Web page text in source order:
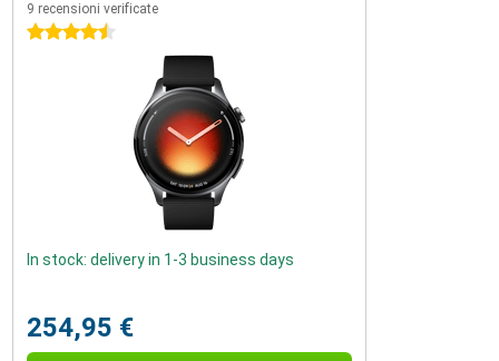
9 recensioni verificate
4.5 stelle
In stock: delivery in 1-3 business days
254,95 €